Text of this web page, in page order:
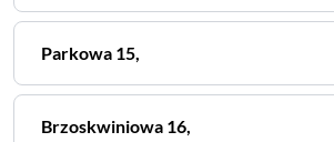
Parkowa 15,
Brzoskwiniowa 16,